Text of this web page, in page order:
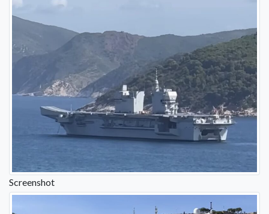
Screenshot